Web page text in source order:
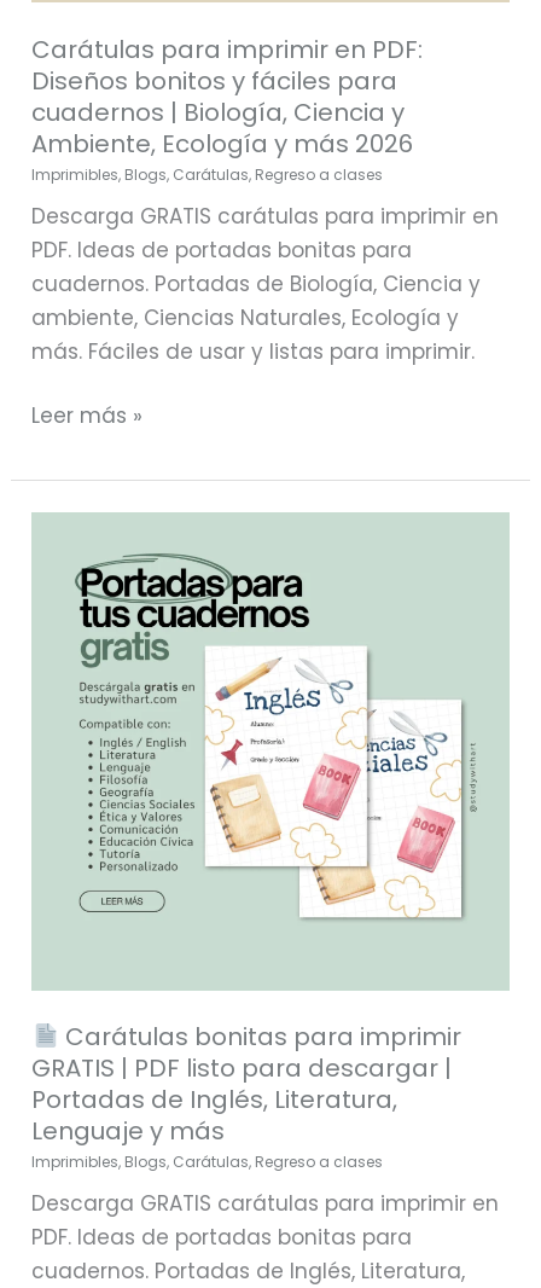
Carátulas para imprimir en PDF:
Diseños bonitos y fáciles para
cuadernos | Biología, Ciencia y
Ambiente, Ecología y más 2026
Imprimibles, Blogs, Carátulas, Regreso a clases
Descarga GRATIS carátulas para imprimir en
PDF. Ideas de portadas bonitas para
cuadernos. Portadas de Biología, Ciencia y
ambiente, Ciencias Naturales, Ecología y
más. Fáciles de usar y listas para imprimir.
Ambiente,
Ecología
y
más
2026
Leer más »
Carátulas bonitas para imprimir
GRATIS | PDF listo para descargar |
Portadas de Inglés, Literatura,
Lenguaje y más
Imprimibles, Blogs, Carátulas, Regreso a clases
Descarga GRATIS carátulas para imprimir en
PDF. Ideas de portadas bonitas para
cuadernos. Portadas de Inglés, Literatura,
Carátulas
bonitas
imprimir
GRATIS
descargar
Literatura,
Lenguaje
y
más